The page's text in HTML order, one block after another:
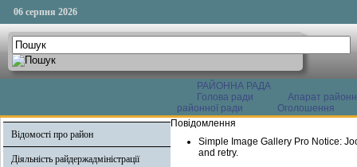
06 серпня 2026
РАЙОННА РАДА
Голова ради
Апарат
районної ради
Оголошення
Відомості про район
Діяльність райдержадміністрації
Повідомлення
Simple Image Gallery Pro Notice:
and retry.